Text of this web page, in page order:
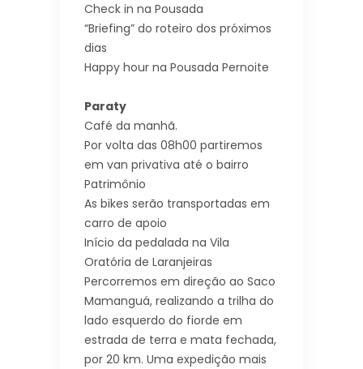
Check in na Pousada
“Briefing” do roteiro dos próximos
dias
Happy hour na Pousada Pernoite
Paraty
Café da manhã.
Por volta das 08h00 partiremos
em van privativa até o bairro
Patrimônio
As bikes serão transportadas em
carro de apoio
Início da pedalada na Vila
Oratória de Laranjeiras
Percorremos em direção ao Saco
Mamanguá, realizando a trilha do
lado esquerdo do fiorde em
estrada de terra e mata fechada,
por 20 km. Uma expedição mais